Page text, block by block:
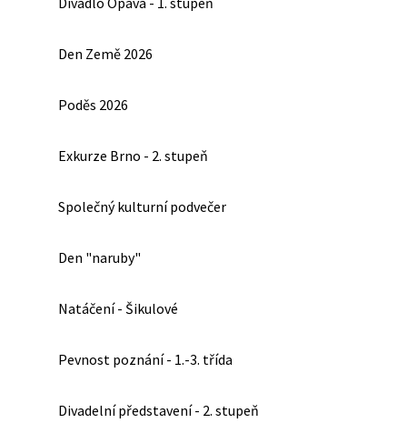
Den Země 2026
Poděs 2026
Exkurze Brno - 2. stupeň
Společný kulturní podvečer
Den "naruby"
Natáčení - Šikulové
Pevnost poznání - 1.-3. třída
Divadelní představení - 2. stupeň